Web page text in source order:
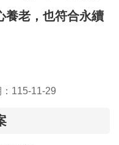
養老，也符合永續
115-11-29